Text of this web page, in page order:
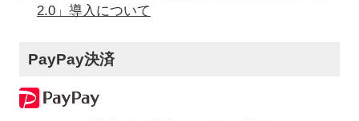
2.0」導入について
PayPay決済